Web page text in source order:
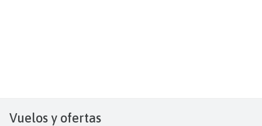
Vuelos y ofertas